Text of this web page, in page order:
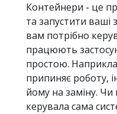
Контейнери - це
та запустити ваші
вам потрібно
працюють
простою.
припиняє роботу,
йому на заміну.
керувала сама